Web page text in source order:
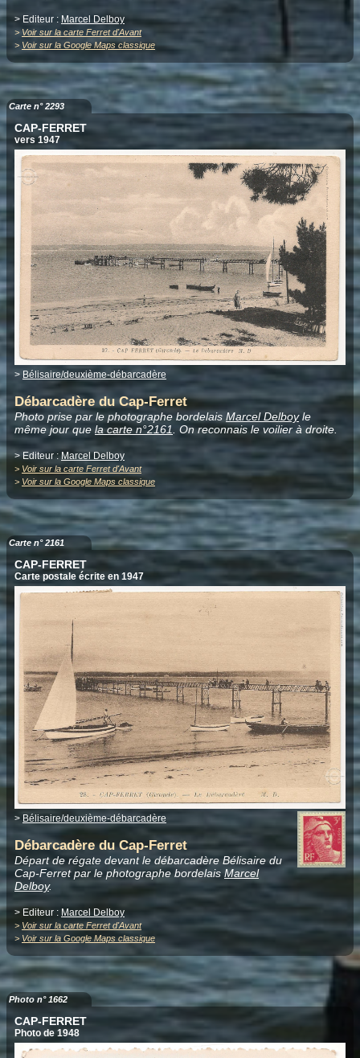
> Editeur : Marcel Delboy
>Voir sur la carte Ferret d'Avant
> Voir sur la Google Maps classique
Carte n° 2293
CAP-FERRET
vers 1947
> Bélisaire/deuxième-débarcadère
Débarcadère du Cap-Ferret
Photo prise par le photographe bordelais Marcel Delboyle
même jour que la carte n°2161. On reconnais le voilier à droite.
> Editeur :Marcel Delboy
> Voir sur la carte Ferret d'Avant
> Voir sur la Google Maps classique
Carte n° 2161
CAP-FERRET
Carte postale écrite en 1947
> Bélisaire/deuxième-débarcadère
Débarcadère du Cap-Ferret
Départ de régate devant le débarcadère Bélisaire du
Cap-Ferret par le photographe bordelais Marcel
Delboy.
> Editeur : Marcel Delboy
> Voir sur la carte Ferret d'Avant
> Voir sur la Google Maps classique
Photo n° 1662
CAP-FERRET
Photo de 1948